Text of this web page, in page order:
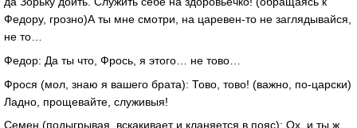
Федору, грозно)А ты мне смотри, на царевен-то не заглядывайся,
не то…
Федор: Да ты что, Фрось, я этого… не тово…
Фрося (мол, знаю я вашего брата): Тово, тово! (важно, по-царски)
Ладно, прощевайте, служивыя!
Семен (подыгрывая, вскакивает и кланяется в пояс): Ох, и ты ж